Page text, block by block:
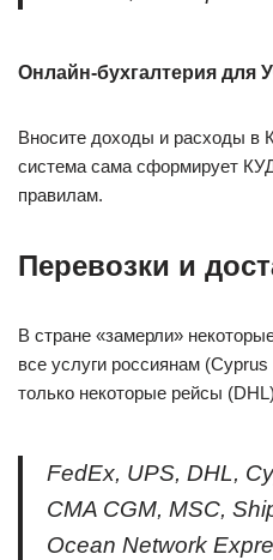
Онлайн-бухгалтерия для
Вносите доходы и расходы в
система сама сформирует
правилам.
Перевозки и
В стране «замерли»
все услуги россиянам
только некоторые рейсы
FedEx, UPS, DHL,
CMA CGM, MSC,
Oсean Network